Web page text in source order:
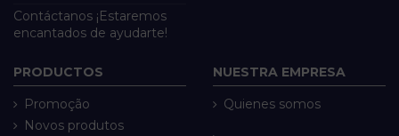
Contáctanos ¡Estaremos
encantados de ayudarte!
PRODUCTOS
Promoção
Novos produtos
NUESTRA EMPRESA
Quienes somos